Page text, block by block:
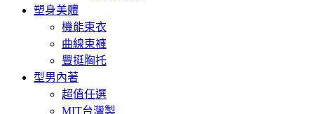
塑身美體
機能束衣
曲線束褲
豐挺胸托
型男內著
超值任選
MIT台灣製